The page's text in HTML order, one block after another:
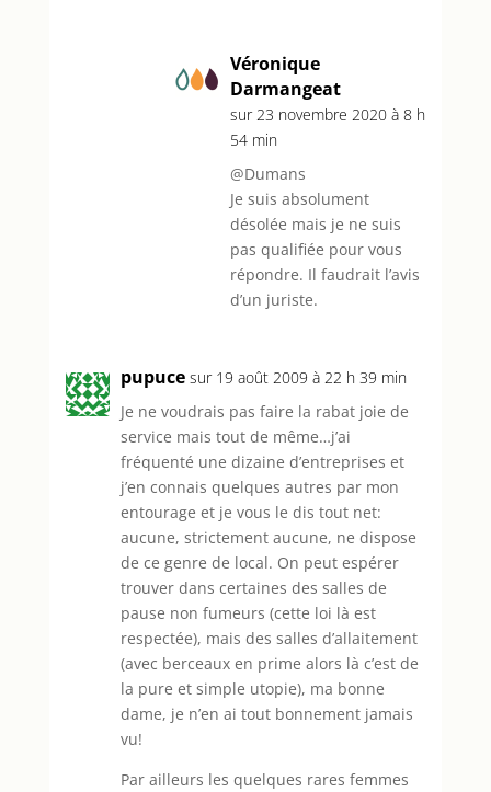
Véronique
Darmangeat
sur 23 novembre 2020 à 8 h
54 min
@Dumans
Je suis absolument
désolée mais je ne suis
pas qualifiée pour vous
répondre. Il faudrait l’avis
d’un juriste.
pupuce sur 19 août 2009 à 22 h 39 min
Je ne voudrais pas faire la rabat joie de
service mais tout de même…j’ai
fréquenté une dizaine d’entreprises et
j’en connais quelques autres par mon
entourage et je vous le dis tout net:
aucune, strictement aucune, ne dispose
de ce genre de local. On peut espérer
trouver dans certaines des salles de
pause non fumeurs (cette loi là est
respectée), mais des salles d’allaitement
(avec berceaux en prime alors là c’est de
la pure et simple utopie), ma bonne
dame, je n’en ai tout bonnement jamais
vu!
Par ailleurs les quelques rares femmes